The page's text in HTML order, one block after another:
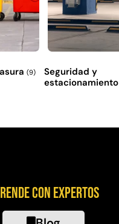
(9)
Seguridad y
estacionamiento
con expertos